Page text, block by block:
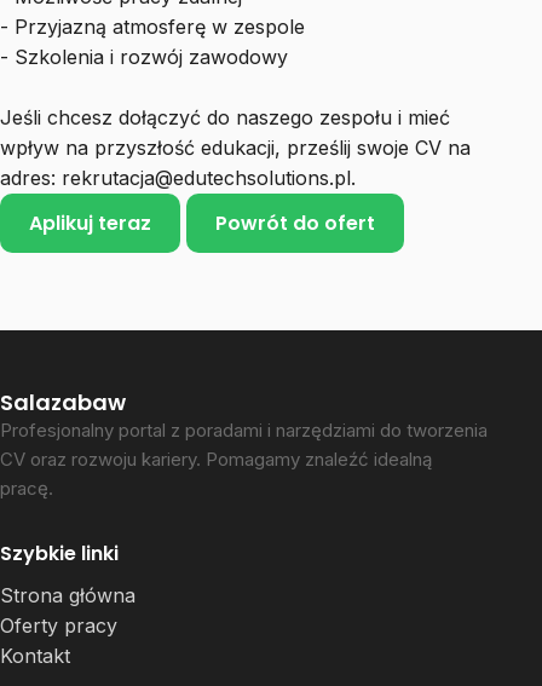
- Przyjazną atmosferę w zespole
- Szkolenia i rozwój zawodowy
Jeśli chcesz dołączyć do naszego zespołu i mieć
wpływ na przyszłość edukacji, prześlij swoje CV na
adres: rekrutacja@edutechsolutions.pl.
Aplikuj teraz Powrót do ofert
Salazabaw
Profesjonalny portal z poradami i narzędziami do tworzenia
CV oraz rozwoju kariery. Pomagamy znaleźć idealną
pracę.
Szybkie linki
Strona główna
Oferty pracy
Kontakt